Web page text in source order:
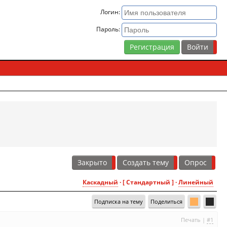
Логин:
Пароль:
Регистрация
Закрыто Создать тему Опрос
Каскадный · [ Стандартный ] ·Линейный
Подписка на тему Поделиться
Печать | #1